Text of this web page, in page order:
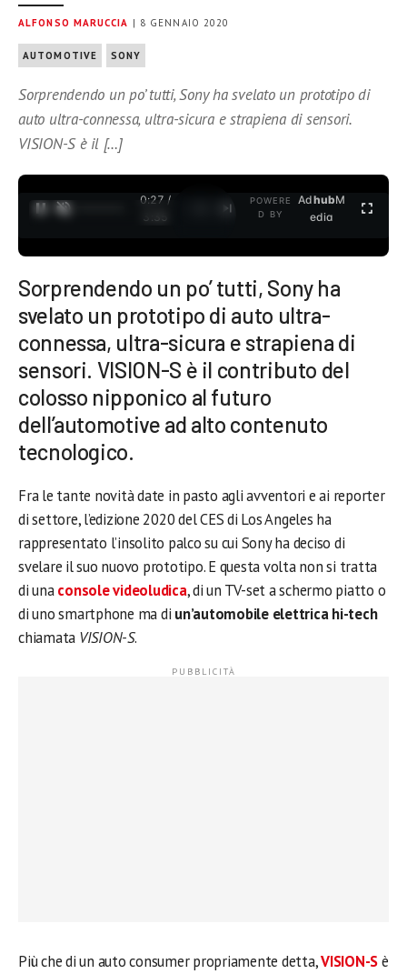
ALFONSO MARUCCIA | 8 GENNAIO 2020
AUTOMOTIVE SONY
Sorprendendo un po’ tutti, Sony ha svelato un prototipo di
auto ultra-connessa, ultra-sicura e strapiena di sensori.
VISION-S è il […]
0:27 /
3:35
POWERE
D BY
AdhubM
edia
Sorprendendo un po’ tutti, Sony ha
svelato un prototipo di auto ultra-
connessa, ultra-sicura e strapiena di
sensori. VISION-S è il contributo del
colosso nipponico al futuro
dell’automotive ad alto contenuto
tecnologico.
Fra le tante novità date in pasto agli avventori e ai reporter
di settore, l’edizione 2020 del CES di Los Angeles ha
rappresentato l’insolito palco su cui Sony ha deciso di
svelare il suo nuovo prototipo. E questa volta non si tratta
di unaconsole videoludica, di un TV-set a schermo piatto o
di uno smartphone ma di un’automobile elettrica hi-tech
chiamata VISION-S.
Più che di un auto consumer propriamente detta,VISION-Sè